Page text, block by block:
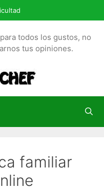
todos los gustos, no
tus opiniones.
familiar